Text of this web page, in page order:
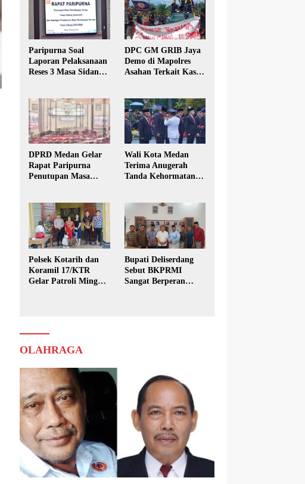
Paripurna Soal
Laporan Pelaksanaan
Reses 3 Masa Sidang
DPC GM GRIB Jaya
Demo di Mapolres
Asahan Terkait Kasus
DPRD Medan Gelar
Rapat Paripurna
Penutupan Masa
Wali Kota Medan
Terima Anugerah
Tanda Kehormatan
Polsek Kotarih dan
Koramil 17/KTR
Gelar Patroli Minggu
Bupati Deliserdang
Sebut BKPRMI
Sangat Berperan
OLAHRAGA